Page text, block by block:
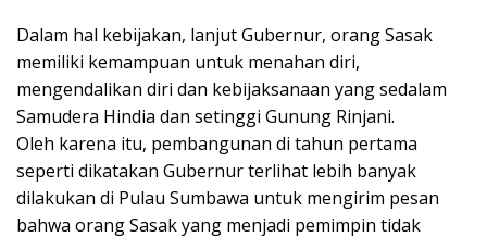
Dalam hal kebijakan, lanjut Gubernur, orang Sasak
memiliki kemampuan untuk menahan diri,
mengendalikan diri dan kebijaksanaan yang sedalam
Samudera Hindia dan setinggi Gunung Rinjani.
Oleh karena itu, pembangunan di tahun pertama
seperti dikatakan Gubernur terlihat lebih banyak
dilakukan di Pulau Sumbawa untuk mengirim pesan
bahwa orang Sasak yang menjadi pemimpin tidak